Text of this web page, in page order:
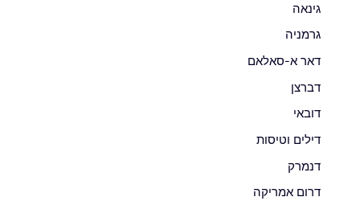
גינאה
גרמניה
דאר א-סאלאם
דברצן
דובאי
דילים וטיסות
דנמרק
דרום אמריקה